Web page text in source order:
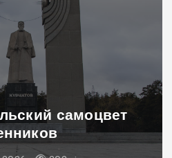
дерево»:
решение